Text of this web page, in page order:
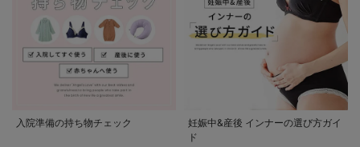
入院準備の持ち物チェック
妊娠中&産後 インナーの選び方ガイ
ド